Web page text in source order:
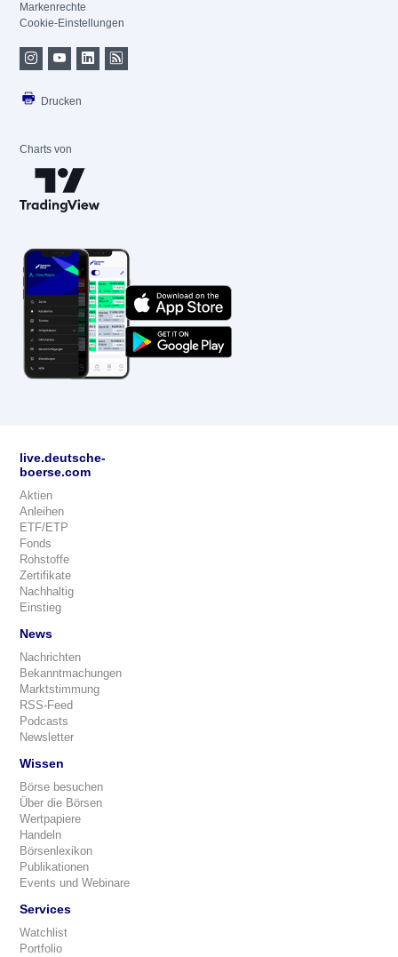
Markenrechte
Cookie-Einstellungen
Drucken
Charts von
live.deutsche-
boerse.com
Aktien
Anleihen
ETF/ETP
Fonds
Rohstoffe
Zertifikate
Nachhaltig
Einstieg
News
Nachrichten
Bekanntmachungen
Marktstimmung
RSS-Feed
Podcasts
Newsletter
Wissen
Börse besuchen
Über die Börsen
Wertpapiere
Handeln
Börsenlexikon
Publikationen
Events und Webinare
Services
Watchlist
Portfolio